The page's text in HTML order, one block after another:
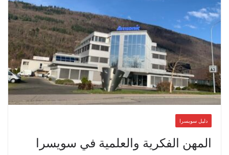
دليل سويسرا
المهن الفكرية والعلمية في سويسرا